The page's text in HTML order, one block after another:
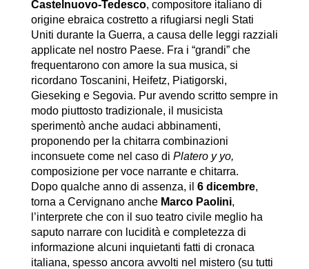
Castelnuovo-Tedesco, compositore italiano di
origine ebraica costretto a rifugiarsi negli Stati
Uniti durante la Guerra, a causa delle leggi razziali
applicate nel nostro Paese. Fra i “grandi” che
frequentarono con amore la sua musica, si
ricordano Toscanini, Heifetz, Piatigorski,
Gieseking e Segovia. Pur avendo scritto sempre in
modo piuttosto tradizionale, il musicista
sperimentò anche audaci abbinamenti,
proponendo per la chitarra combinazioni
inconsuete come nel caso di Platero y yo,
composizione per voce narrante e chitarra.
Dopo qualche anno di assenza, il 6 dicembre,
torna a Cervignano anche Marco Paolini,
l’interprete che con il suo teatro civile meglio ha
saputo narrare con lucidità e completezza di
informazione alcuni inquietanti fatti di cronaca
italiana, spesso ancora avvolti nel mistero (su tutti